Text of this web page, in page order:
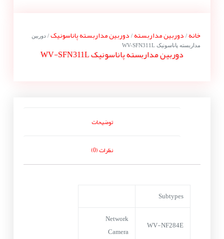
خانه/ دوربین مداربسته/ دوربین مداربسته پاناسونیک/ دوربین
مداربسته پاناسونیک WV-SFN311L
دوربین مداربسته پاناسونیک WV-SFN311L
توضیحات
نظرات (0)
Subtypes
WV-NF284E
Network
Camera